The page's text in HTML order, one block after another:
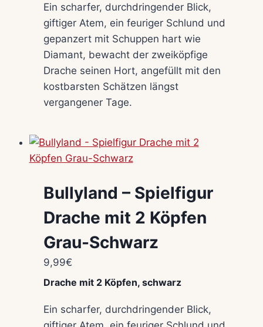
Ein scharfer, durchdringender Blick,
giftiger Atem, ein feuriger Schlund und
gepanzert mit Schuppen hart wie
Diamant, bewacht der zweiköpfige
Drache seinen Hort, angefüllt mit den
kostbarsten Schätzen längst
vergangener Tage.
Bullyland – Spielfigur
Drache mit 2 Köpfen
Grau-Schwarz
9,99€
Drache mit 2 Köpfen, schwarz
Ein scharfer, durchdringender Blick,